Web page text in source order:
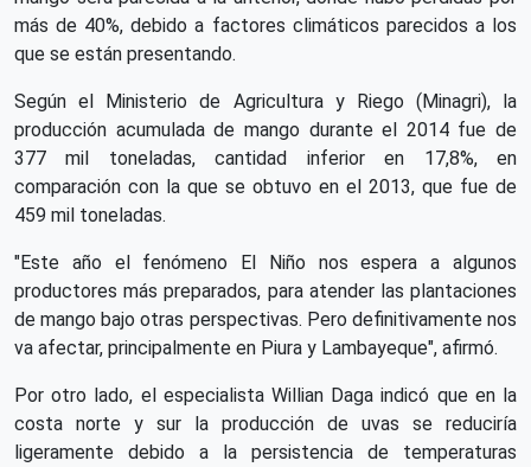
más de 40%, debido a factores climáticos parecidos a los
que se están presentando.
Según el Ministerio de Agricultura y Riego (Minagri), la
producción acumulada de mango durante el 2014 fue de
377 mil toneladas, cantidad inferior en 17,8%, en
comparación con la que se obtuvo en el 2013, que fue de
459 mil toneladas.
"Este año el fenómeno El Niño nos espera a algunos
productores más preparados, para atender las plantaciones
de mango bajo otras perspectivas. Pero definitivamente nos
va afectar, principalmente en Piura y Lambayeque", afirmó.
Por otro lado, el especialista Willian Daga indicó que en la
costa norte y sur la producción de uvas se reduciría
ligeramente debido a la persistencia de temperaturas